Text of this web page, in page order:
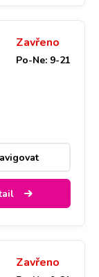
Zavřeno
Po-Ne: 9-21
Zavřeno